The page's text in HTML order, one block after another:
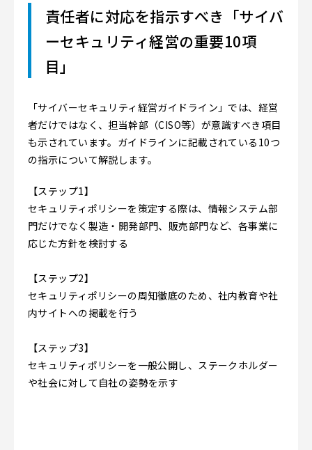
責任者に対応を指示すべき「サイバ
ーセキュリティ経営の重要10項
目」
「サイバーセキュリティ経営ガイドライン」では、経営
者だけではなく、担当幹部（CISO等）が意識すべき項目
も示されています。ガイドラインに記載されている10つ
の指示について解説します。
【ステップ1】
セキュリティポリシーを策定する際は、情報システム部
門だけでなく製造・開発部門、販売部門など、各事業に
応じた方針を検討する
【ステップ2】
セキュリティポリシーの周知徹底のため、社内教育や社
内サイトへの掲載を行う
【ステップ3】
セキュリティポリシーを一般公開し、ステークホルダー
や社会に対して自社の姿勢を示す